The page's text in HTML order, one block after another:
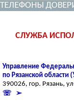
ТЕЛЕФОНЫ
СЛУЖБА
Управление
по Рязанской области
390026, гор. Рязань,
☏ ➢